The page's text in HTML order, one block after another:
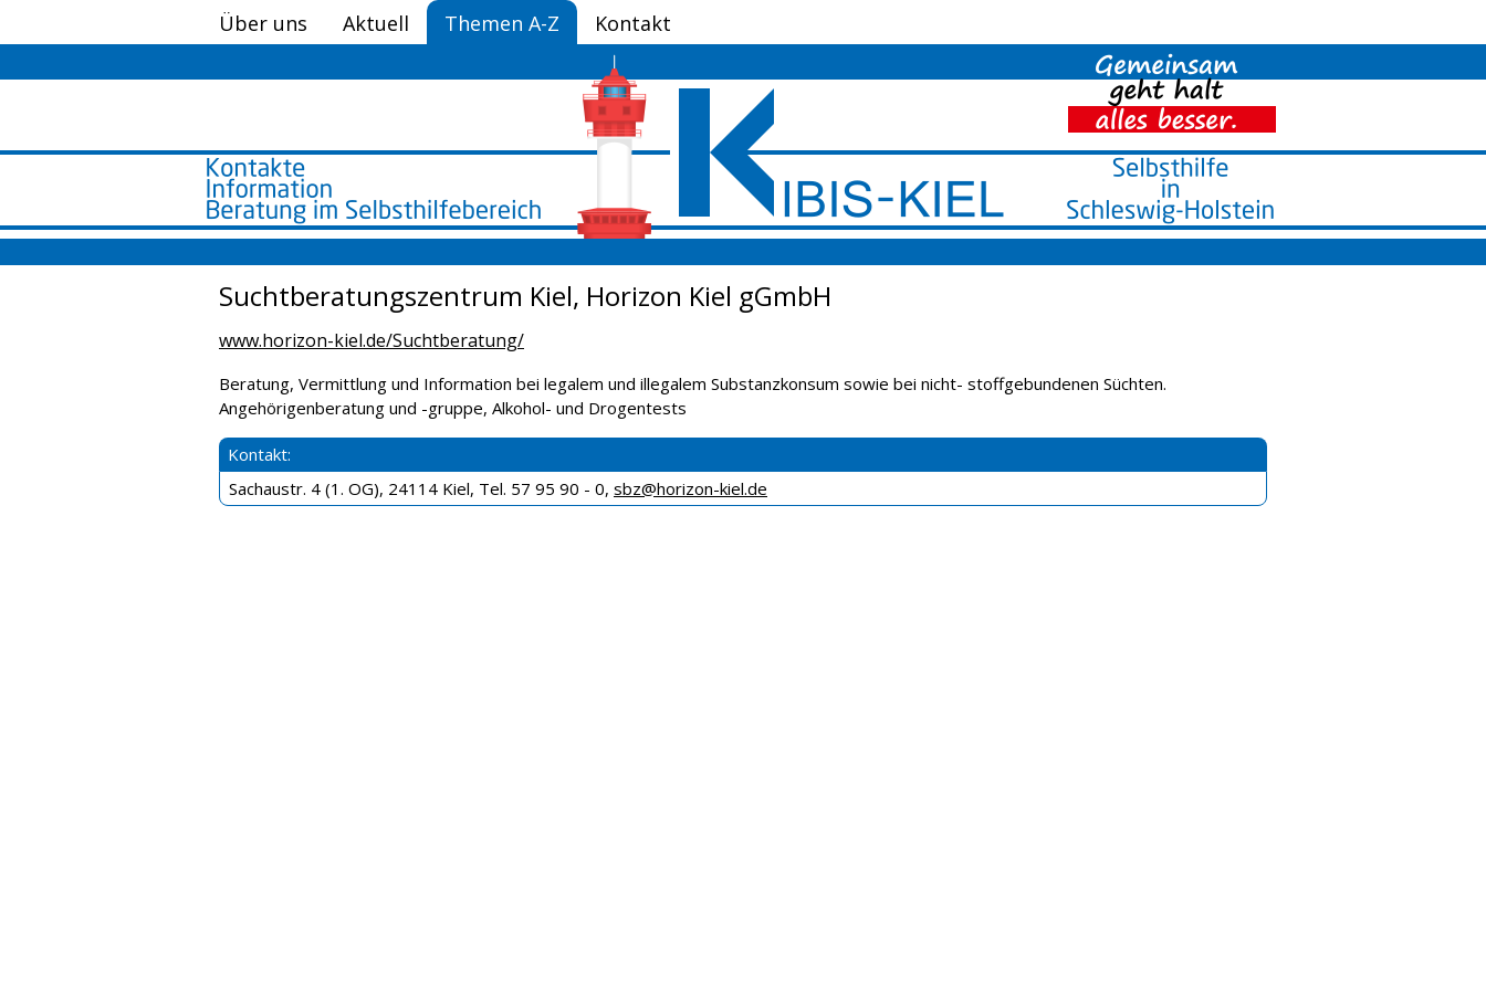
Über uns Aktuell Themen A-Z Kontakt
Suchtberatungszentrum Kiel, Horizon Kiel gGmbH
www.horizon-kiel.de/Suchtberatung/
Beratung, Vermittlung und Information bei legalem und illegalem Substanzkonsum sowie bei nicht- stoffgebundenen Süchten.
Angehörigenberatung und -gruppe, Alkohol- und Drogentests
Kontakt:
Sachaustr. 4 (1. OG), 24114 Kiel, Tel. 57 95 90 - 0, sbz@horizon-kiel.de